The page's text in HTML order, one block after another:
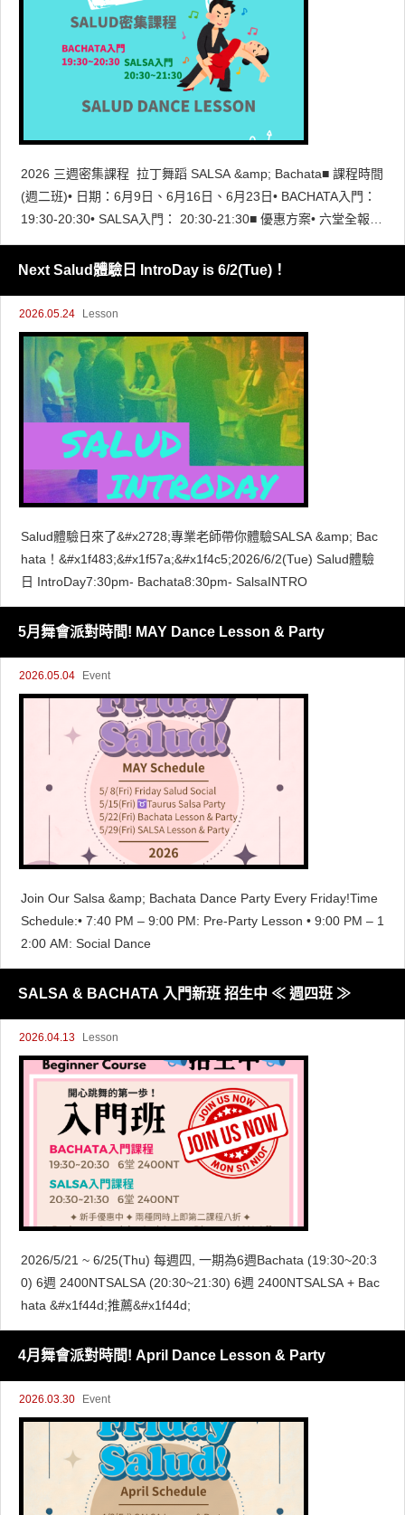
2026 三週密集課程 拉丁舞蹈 SALSA &amp; Bachata■ 課程時間
(週二班)• 日期：6月9日、6月16日、6月23日• BACHATA入門：
19:30-20:30• SALSA入門： 20:30-21:30■ 優惠方案• 六堂全報：
2,500元（原價 30
Next Salud體驗日 IntroDay is 6/2(Tue)！
2026.05.24 Lesson
Salud體驗日來了&#x2728;專業老師帶你體驗SALSA &amp; Bac
hata！&#x1f483;&#x1f57a;&#x1f4c5;2026/6/2(Tue) Salud體驗
日 IntroDay7:30pm- Bachata8:30pm- SalsaINTRO
5月舞會派對時間! MAY Dance Lesson & Party
2026.05.04 Event
Join Our Salsa &amp; Bachata Dance Party Every Friday!Time
Schedule:• 7:40 PM – 9:00 PM: Pre-Party Lesson • 9:00 PM – 1
2:00 AM: Social Dance
SALSA & BACHATA 入門新班 招生中 ≪ 週四班 ≫
2026.04.13 Lesson
2026/5/21 ~ 6/25(Thu) 每週四, 一期為6週Bachata (19:30~20:3
0) 6週 2400NTSALSA (20:30~21:30) 6週 2400NTSALSA + Bac
hata &#x1f44d;推薦&#x1f44d;
4月舞會派對時間! April Dance Lesson & Party
2026.03.30 Event